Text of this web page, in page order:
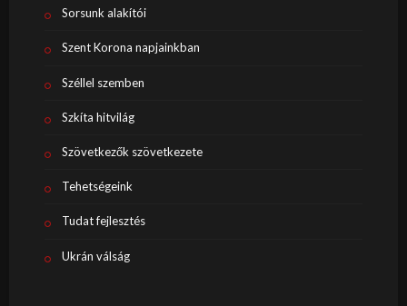
Sorsunk alakítói
Szent Korona napjainkban
Széllel szemben
Szkíta hitvilág
Szövetkezők szövetkezete
Tehetségeink
Tudat fejlesztés
Ukrán válság